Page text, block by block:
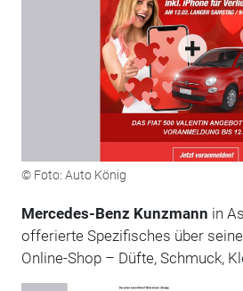
© Foto: Auto König
Mercedes-Benz Kunzmann in
offerierte Spezifisches über
Online-Shop – Düfte, Schmuck,